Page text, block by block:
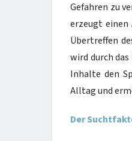
Gefahren zu
erzeugt einen
Übertreffen
wird durch
Inhalte den
Alltag und
Der